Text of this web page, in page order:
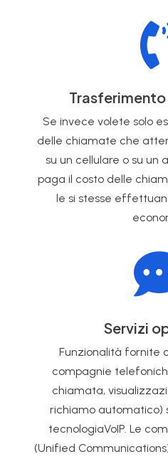
Se invece volete solo
delle chiamate che
su un cellulare o su un
paga il costo delle
le si stesse
Servizi
Funzionalità fornite
compagnie
chiamata,
richiamo automatico)
tecnologiaVoIP. Le
(Unified